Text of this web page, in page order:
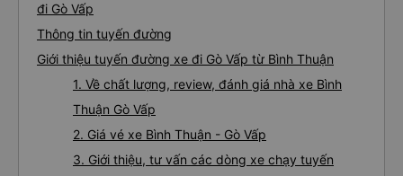
đi Gò Vấp
Thông tin tuyến đường
Giới thiệu tuyến đường xe đi Gò Vấp từ Bình Thuận
1. Về chất lượng, review, đánh giá nhà xe Bình
Thuận Gò Vấp
2. Giá vé xe Bình Thuận - Gò Vấp
3. Giới thiệu, tư vấn các dòng xe chạy tuyến